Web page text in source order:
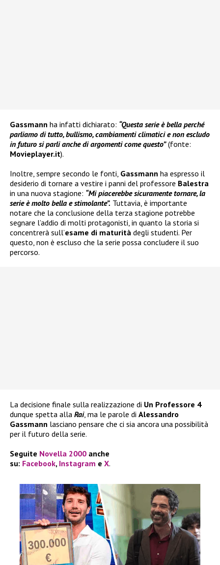
Gassmann ha infatti dichiarato: “Questa serie è bella perché
parliamo di tutto, bullismo, cambiamenti climatici e non escludo
in futuro si parli anche di argomenti come questo”(fonte:
Movieplayer.it).
Inoltre, sempre secondo le fonti, Gassmann ha espresso il
desiderio di tornare a vestire i panni del professore Balestra
in una nuova stagione: “Mi piacerebbe sicuramente tornare, la
serie è molto bella e stimolante”. Tuttavia, è importante
notare che la conclusione della terza stagione potrebbe
segnare l’addio di molti protagonisti, in quanto la storia si
concentrerà sull’esame di maturità degli studenti. Per
questo, non è escluso che la serie possa concludere il suo
percorso.
La decisione finale sulla realizzazione di Un Professore 4
dunque spetta alla Rai, ma le parole di Alessandro
Gassmann lasciano pensare che ci sia ancora una possibilità
per il futuro della serie.
Seguite Novella 2000 anche
su: Facebook, Instagram e X.